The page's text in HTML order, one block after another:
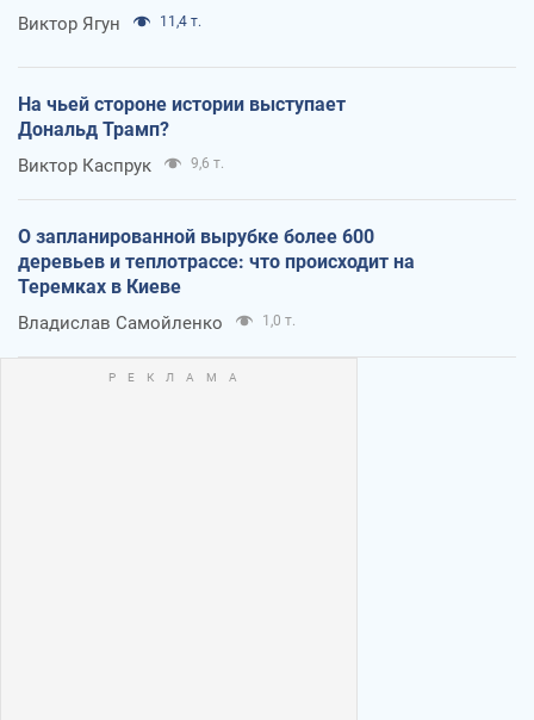
Виктор Ягун 11,4 т.
На чьей стороне истории выступает
Дональд Трамп?
Виктор Каспрук 9,6 т.
О запланированной вырубке более 600
деревьев и теплотрассе: что происходит на
Теремках в Киеве
Владислав Самойленко 1,0 т.